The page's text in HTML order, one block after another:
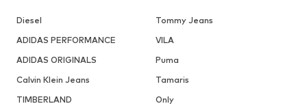
Diesel
Tommy Jeans
ADIDAS PERFORMANCE
VILA
ADIDAS ORIGINALS
Puma
Calvin Klein Jeans
Tamaris
TIMBERLAND
Only